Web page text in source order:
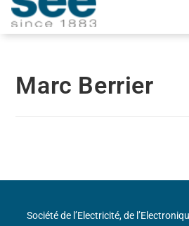
Marc Berrier
Société de l’Electricité, de